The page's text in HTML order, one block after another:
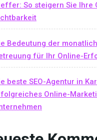
So steigern Sie Ihre
Bedeutung der
für Ihr Online-
beste SEO-Agentur in
Online-